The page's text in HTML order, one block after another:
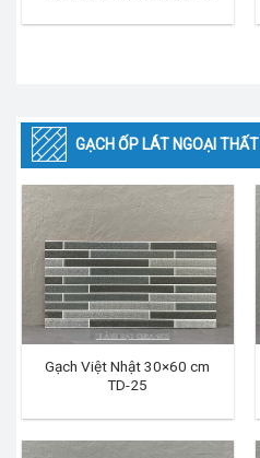
GẠCH ỐP LÁT NGOẠI THẤT
Gạch Việt Nhật 30×60 cm
TD-25